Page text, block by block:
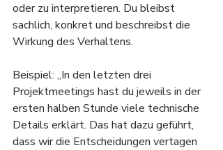
oder zu interpretieren. Du bleibst
sachlich, konkret und beschreibst die
Wirkung des Verhaltens.
Beispiel: „In den letzten drei
Projektmeetings hast du jeweils in der
ersten halben Stunde viele technische
Details erklärt. Das hat dazu geführt,
dass wir die Entscheidungen vertagen